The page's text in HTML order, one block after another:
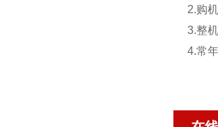
2.购
3.整
4.常